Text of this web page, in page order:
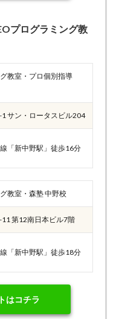
プログラミング教
教室・プロ個別指導
サン・ロータスビル204
「新中野駅」徒歩16分
教室・森塾 中野校
第12南日本ビル7階
「新中野駅」徒歩18分
はコチラ